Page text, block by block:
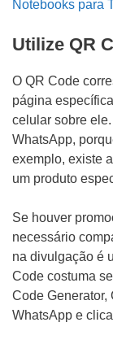
Notebooks para
Utilize QR
O QR Code
página
celular sobre
WhatsApp,
exemplo, existe
um produto
Se houver
necessário
na divulgação é
Code costuma
Code Generator,
WhatsApp e